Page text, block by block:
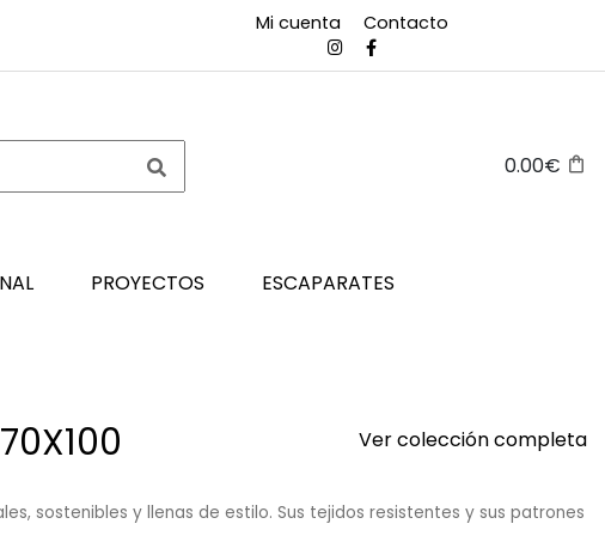
Mi cuenta Contacto
0.00€
PROYECTOS ESCAPARATES
Ver colección completa
sostenibles y llenas de estilo. Sus tejidos resistentes y sus patrones